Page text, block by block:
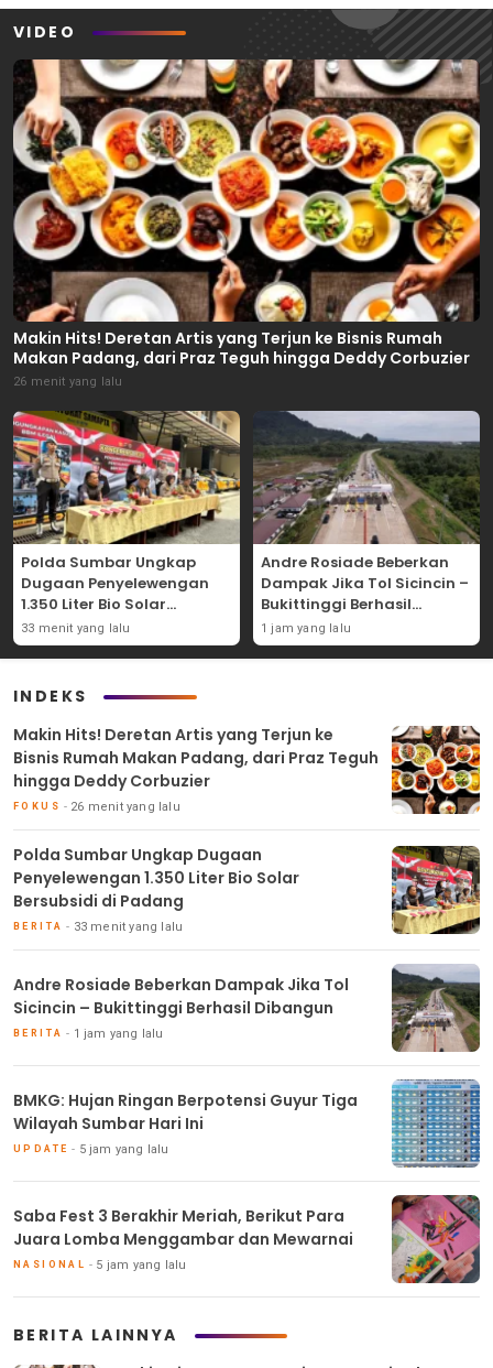
VIDEO
Makin Hits! Deretan Artis yang Terjun ke Bisnis Rumah
Makan Padang, dari Praz Teguh hingga Deddy Corbuzier
26 menit yang lalu
Polda Sumbar Ungkap
Dugaan Penyelewengan
1.350 Liter Bio Solar
Bersubsidi di Padang
33 menit yang lalu
Andre Rosiade Beberkan
Dampak Jika Tol Sicincin –
Bukittinggi Berhasil
Dibangun
1 jam yang lalu
INDEKS
Makin Hits! Deretan Artis yang Terjun ke
Bisnis Rumah Makan Padang, dari Praz Teguh
hingga Deddy Corbuzier
FOKUS 26 menit yang lalu
Polda Sumbar Ungkap Dugaan
Penyelewengan 1.350 Liter Bio Solar
Bersubsidi di Padang
BERITA 33 menit yang lalu
Andre Rosiade Beberkan Dampak Jika Tol
Sicincin – Bukittinggi Berhasil Dibangun
BERITA 1 jam yang lalu
BMKG: Hujan Ringan Berpotensi Guyur Tiga
Wilayah Sumbar Hari Ini
UPDATE 5 jam yang lalu
Saba Fest 3 Berakhir Meriah, Berikut Para
Juara Lomba Menggambar dan Mewarnai
NASIONAL 5 jam yang lalu
BERITA LAINNYA